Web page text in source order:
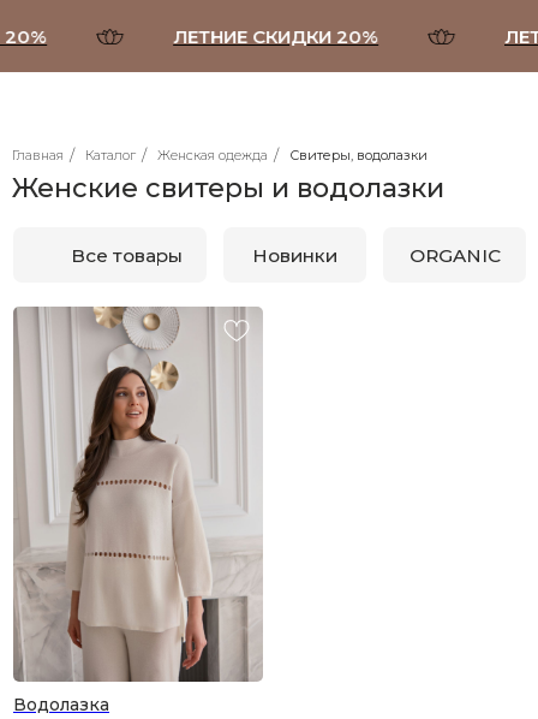
ЛЕТНИЕ СКИДКИ 20%
Главная / Каталог / Женская одежда / Свитеры, водолазки
Женские свитеры и водолазкиБрюки, шорты
ORGANIC
Новинки
Все товары
Водолазка